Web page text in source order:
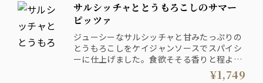
サルシッチャととうもろこしのサマー
ピッツァ
ジューシーなサルシッチャと甘みたっぷりの
とうもろこしをケイジャンソースでスパイシ
ーに仕上げました。食欲そそる香りと程よい
旨さが楽しめる夏限定のサマーピッツァで
¥1,749